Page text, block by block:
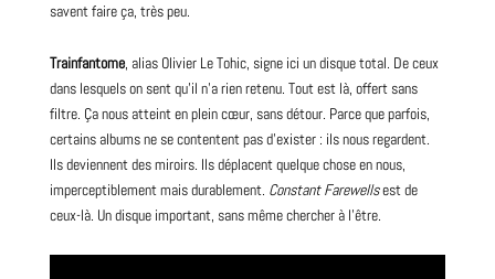
savent faire ça, très peu.
Trainfantome, alias Olivier Le Tohic, signe ici un disque total. De ceux
dans lesquels on sent qu’il n’a rien retenu. Tout est là, offert sans
filtre. Ça nous atteint en plein cœur, sans détour. Parce que parfois,
certains albumsne se contentent pas d’exister : ils nous regardent.
Ils deviennent des miroirs. Ils déplacent quelque chose en nous,
imperceptiblement mais durablement. Constant Farewellsest de
ceux-là. Un disque important, sans même chercher à l’être.